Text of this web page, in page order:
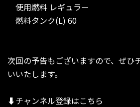
使用燃料 レギュラー
燃料タンク(L) 60
次回の予告もございますので、ぜひ
いいたします。
⬇︎チャンネル登録はこちら